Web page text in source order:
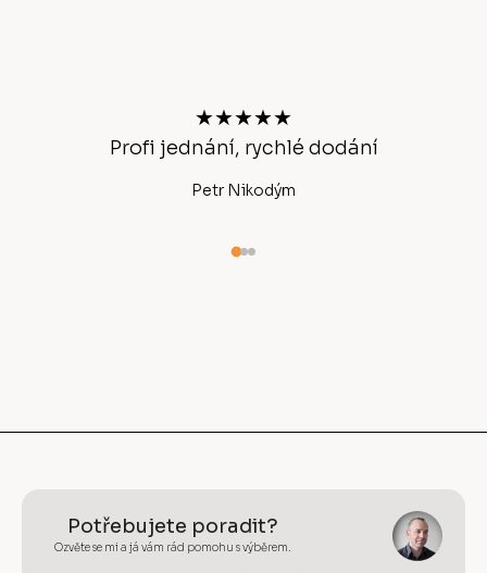
★★★★★
Profi jednání, rychlé dodání
Petr Nikodým
Potřebujete poradit?
Ozvěte se mi a já vám rád pomohu s výběrem.